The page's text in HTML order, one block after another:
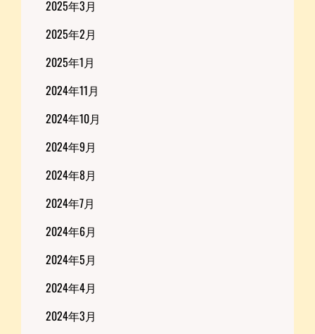
2025年3月
2025年2月
2025年1月
2024年11月
2024年10月
2024年9月
2024年8月
2024年7月
2024年6月
2024年5月
2024年4月
2024年3月